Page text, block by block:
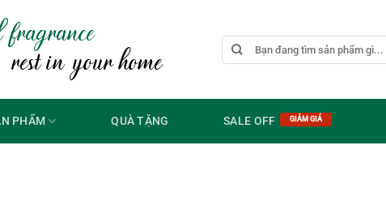
fragrance
rest in your home
Tìm
kiếm:
PHẨM QUÀ TẶNG SALE OFF